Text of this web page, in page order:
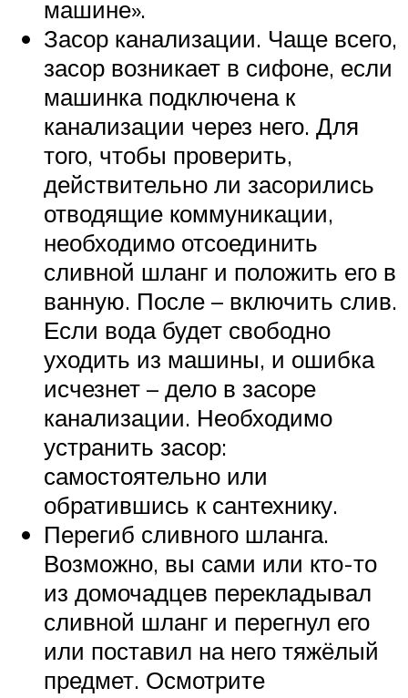
машине».
Засор канализации. Чаще всего,
засор возникает в сифоне, если
машинка подключена к
канализации через него. Для
того, чтобы проверить,
действительно ли засорились
отводящие коммуникации,
необходимо отсоединить
сливной шланг и положить его в
ванную. После – включить слив.
Если вода будет свободно
уходить из машины, и ошибка
исчезнет – дело в засоре
канализации. Необходимо
устранить засор:
самостоятельно или
обратившись к сантехнику.
Перегиб сливного шланга.
Возможно, вы сами или кто-то
из домочадцев перекладывал
сливной шланг и перегнул его
или поставил на него тяжёлый
предмет. Осмотрите